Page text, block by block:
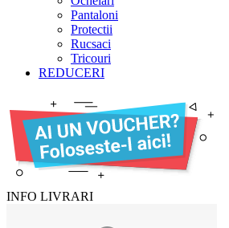
Pantaloni
Protectii
Rucsaci
Tricouri
REDUCERI
INFO LIVRARI